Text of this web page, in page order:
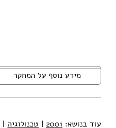
מידע נוסף על המחקר
עוד בנושא: 2001
| טכנולוגיה |